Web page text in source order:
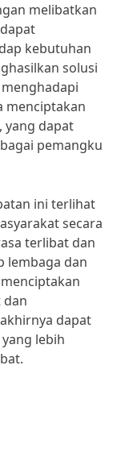
melibatkan
kebutuhan
solusi
menciptakan
dapat
pemangku
ini terlihat
secara
terlibat dan
lembaga dan
dan
dapat
lebih